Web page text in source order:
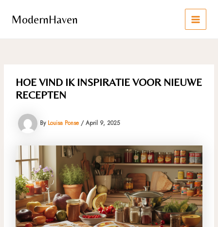
contentModernHaven
MAIN
HOE VIND IK INSPIRATIE VOOR NIEUWE
RECEPTEN
By Louisa Ponse /April 9, 2025